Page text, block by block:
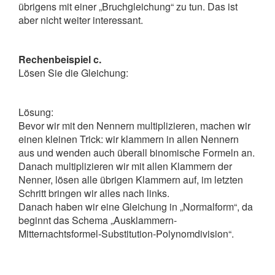
übrigens mit einer „Bruchgleichung“ zu tun. Das ist
aber nicht weiter interessant.
Rechenbeispiel c.
Lösen Sie die Gleichung:
Lösung:
Bevor wir mit den Nennern multiplizieren, machen wir
einen kleinen Trick: wir klammern in allen Nennern
aus und wenden auch überall binomische Formeln an.
Danach multiplizieren wir mit allen Klammern der
Nenner, lösen alle übrigen Klammern auf, im letzten
Schritt bringen wir alles nach links.
Danach haben wir eine Gleichung in „Normalform“, da
beginnt das Schema „Ausklammern-
Mitternachtsformel-Substitution-Polynomdivision“.